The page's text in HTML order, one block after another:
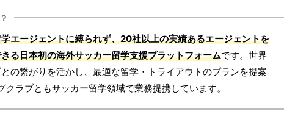
エージェントに縛られず、20社以上の実績あるエージェントを
る日本初の海外サッカー留学支援プラットフォームです。世界
の繋がりを活かし、最適な留学・トライアウトのプランを提案
クラブともサッカー留学領域で業務提携しています。